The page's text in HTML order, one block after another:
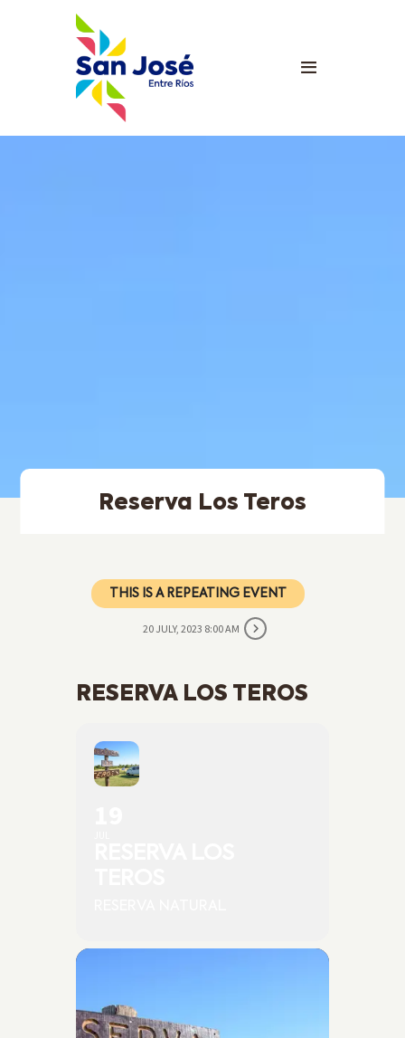
Reserva Los Teros
THIS IS A REPEATING EVENT
20 JULY, 2023 8:00 AM
RESERVA LOS TEROS